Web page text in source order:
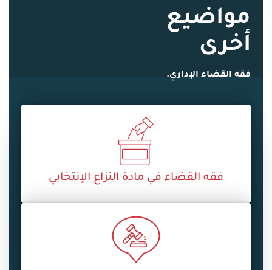
مواضيع
أخرى
فقه القضاء الإداري.
فقه القضاء في مادة النزاع الإنتخابي